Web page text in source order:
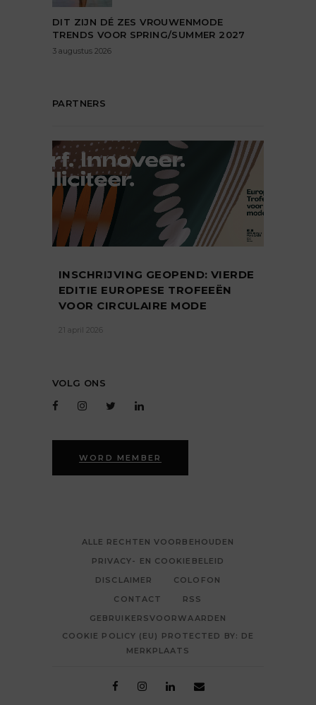
DIT ZIJN DÉ ZES VROUWENMODE
TRENDS VOOR SPRING/SUMMER 2027
3 augustus 2026
PARTNERS
INSCHRIJVING GEOPEND: VIERDE
EDITIE EUROPESE TROFEEËN
VOOR CIRCULAIRE MODE
21 april 2026
VOLG ONS
WORD MEMBER
ALLE RECHTEN VOORBEHOUDEN
PRIVACY- EN COOKIEBELEID
DISCLAIMER
COLOFON
CONTACT
RSS
GEBRUIKERSVOORWAARDEN
COOKIE POLICY (EU) PROTECTED BY: DE
MERKPLAATS